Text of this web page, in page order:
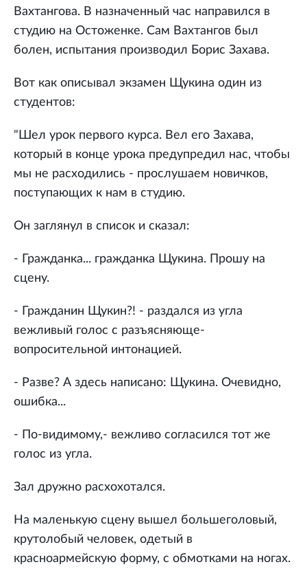
Вахтангова. В назначенный час направился в
студию на Остоженке. Сам Вахтангов был
болен, испытания производил Борис Захава.
Вот как описывал экзамен Щукина один из
студентов:
"Шел урок первого курса. Вел его Захава,
который в конце урока предупредил нас, чтобы
мы не расходились - прослушаем новичков,
поступающих к нам в студию.
Он заглянул в список и сказал:
- Гражданка... гражданка Щукина. Прошу на
сцену.
- Гражданин Щукин?! - раздался из угла
вежливый голос с разъясняюще-
вопросительной интонацией.
- Разве? А здесь написано: Щукина. Очевидно,
ошибка...
- По-видимому,- вежливо согласился тот же
голос из угла.
Зал дружно расхохотался.
На маленькую сцену вышел большеголовый,
крутолобый человек, одетый в
красноармейскую форму, с обмотками на ногах.